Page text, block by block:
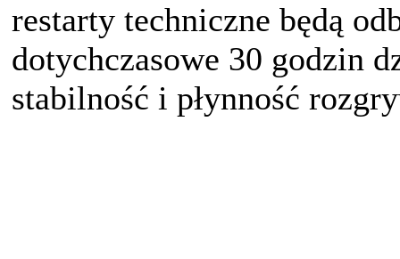
restarty techniczne będą
dotychczasowe 30 godzin
stabilność i płynność